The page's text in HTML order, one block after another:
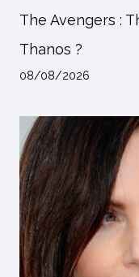
The Avengers :
Thanos ?
08/08/2026